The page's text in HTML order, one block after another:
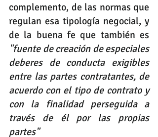
complemento, de las normas que
regulan esa tipología negocial, y
"fuente de creación de especiales
deberes de conducta exigibles
entre las partes contratantes, de
acuerdo con el tipo de contrato y
con la finalidad perseguida a
través de él por las propias
partes"